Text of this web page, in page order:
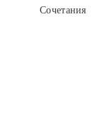
Сочетания